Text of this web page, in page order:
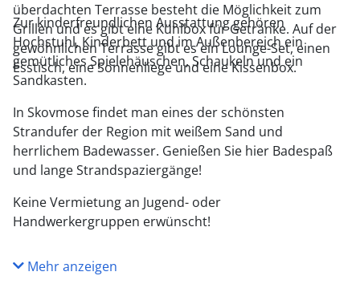
überdachten Terrasse besteht die Möglichkeit zum
Grillen und es gibt eine Kühlbox für Getränke. Auf der
gewöhnlichen Terrasse gibt es ein Lounge-Set, einen
Esstisch, eine Sonnenliege und eine Kissenbox.
Zur kinderfreundlichen Ausstattung gehören
Hochstuhl, Kinderbett und im Außenbereich ein
gemütliches Spielehäuschen, Schaukeln und ein
Sandkasten.
In Skovmose findet man eines der schönsten
Strandufer der Region mit weißem Sand und
herrlichem Badewasser. Genießen Sie hier Badespaß
und lange Strandspaziergänge!
Keine Vermietung an Jugend- oder
Handwerkergruppen erwünscht!
Mehr anzeigen